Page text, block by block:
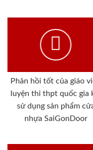
Phản hồi tốt của giáo
luyện thi thpt quốc gia
sử dụng sản phẩm
nhựa SaiGonDoor